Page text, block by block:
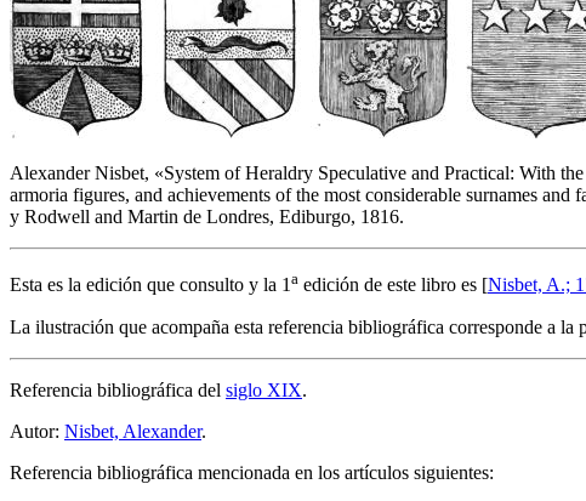
Alexander Nisbet, «System of Heraldry Speculative and Practical: With
armoria figures, and achievements of the most considerable surnames
y Rodwell and Martin de Londres, Ediburgo, 1816.
Esta es la edición que consulto y la 1a edición de este libro es [Nisbet, A.;
La ilustración que acompaña esta referencia bibliográfica corresponde a la
Referencia bibliográfica del siglo XIX.
Autor: Nisbet, Alexander.
Referencia bibliográfica mencionada en los artículos siguientes: